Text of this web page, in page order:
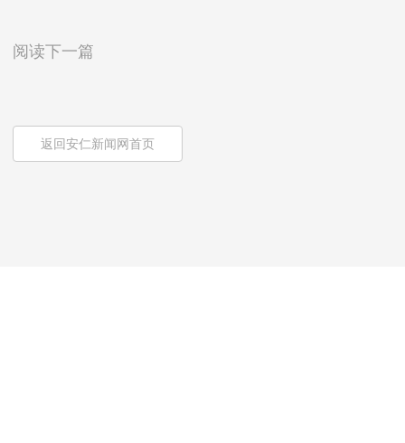
阅读下一篇
返回安仁新闻网首页